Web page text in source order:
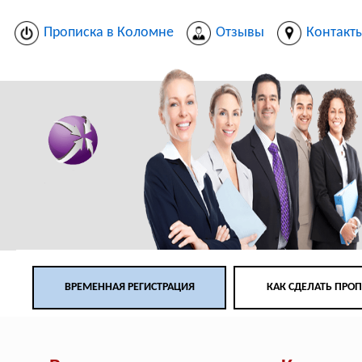
Прописка в Коломне Отзывы
ВРЕМЕННАЯ РЕГИСТРАЦИЯ КАК СДЕЛАТЬ